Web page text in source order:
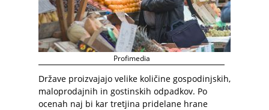
Profimedia
Države proizvajajo velike količine gospodinjskih,
maloprodajnih in gostinskih odpadkov. Po
ocenah naj bi kar tretjina pridelane hrane